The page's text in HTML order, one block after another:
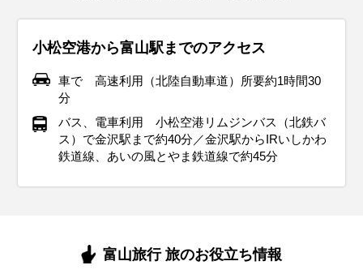
手のジャケットがぴったりで、インナーにはセーターやター
トルネックを合わせて体をしっかり温めましょう。足元には
ブーツを選んで、寒さから守りながら観光中も快適に過ごせ
手袋を携帯しておくと安心です。秋の北陸地方ならではの美
しい庭園や茶屋街を訪れる際には、季節感を意識したスタイ
波市）、つるぎフェスティバル（上市町）、環水公園 スイートイ
ルミネーション（富山市）、ツゥインクルナイト（射水市）、ベ
ートテックやフリース素材を取り入れると、寒い日でも快適
に過ごせます。手袋やマフラー、帽子などの防寒小物も忘れ
ずに準備してください。降雪がある場合には、防水性の高い
ミネーションや伝統的な年末行事を楽しむためには、温かさ
と動きやすさを兼ね備えた服装がポイントです。
イベント・観光
リップ公園KIRAKIRAミッション（砺波市）、ツゥインクルナイ
ト（射水市）、寒ブリ（旬）、ベニズワイガニ（旬）、ゲンゲ
で、厚手のコートやダウンジャケットが必須。足元には防水
性のある滑りにくいソールのブーツがおすすめです。インナ
ーにはヒートテックやフリース素材を取り入れて、しっかり
して、寒さに負けず快適に過ごしましょう。
イベント・観光
雪景色、ウィンタースポーツシーズン、加茂神社 鰤分け神事（射
ックや厚手のセーターでしっかり保温を。北陸地方は風が強
い日も多いので、風を通しにくい素材のコートを選ぶとさら
に快適です。屋外観光では重ね着で体温調整しやすい服装が
して楽しめます。
イベント・観光
雪景色、ウィンタースポーツシーズン、梅の見ごろ、牛岳スノー
おすすめ。インナーには厚手のセーターや長袖シャツを着
て、日中はカーディガンなどで調整できると便利です。ま
た、雨が降る日が多いので、防水性のある靴や折りたたみ傘
は、動きやすい服装で出かけましょう。
イベント・観光
梅の見ごろ、山町筋のひなまつり（高岡市）、ホタルイカ（旬）
長袖シャツを合わせて、朝晩の寒さ対策にカーディガンを持
ち歩くと安心です。観光でたくさん歩くことを考えて、履き
心地の良いスニーカーがおすすめ。雨が降る日もあるので、
イベント・観光
桜の見ごろ、チューリップの見ごろ、高岡桜まつり（高岡市）、
庄川峡桜まつり（砺波市）、となみチューリップフェア（砺波
山祭（小矢部市）、まるまげ祭り（氷見市）、滑川ほたるいか海
上観光（滑川市）、立山黒部アルペンルート全線開通（立山
く、朝晩の涼しさには軽く羽織れるアイテムが便利です。半
袖シャツや薄手のパンツを取り入れた軽やかなコーデで、観
光も快適に楽しめます。晴れた日が多いですが、急な雨に備
歩く場合は、クッション性のあるスニーカーを履いて足元も
快適に。
イベント・観光
岡市）、越中だいもん凧まつり（射水市）、雪の大谷ウォーク
（立山町）、シロエビ（旬）、ホタルイカ（旬）
パンツを基本に、必要に応じて軽めのジャケットを羽織ると
便利です。雨対策として、防水性のあるジャケットやレイン
コートを持参すると安心。靴は防水加工されたスニーカーや
す。さらに、屋外観光の際は荷物が濡れないように防水バッ
グも用意しておくと安心です。
イベント・観光
（砺波市）、津沢夜高あんどん祭（小矢部市）、となみ夜高まつ
り（砺波市）、雪の大谷ウォーク（～6/25まで・立山町）、シロ
として、帽子やサングラス、日焼け止めをしっかり使いまし
ょう。ただし、冷房が効いた屋内や公共交通機関では寒く感
じることがあるので、薄手のカーディガンやストールを持ち
ーカーを選んで、長時間の散策でも快適に過ごせます。夜は
花火大会などのイベントが多いので、軽めの羽織ものを用意
（入善町）、伏木港まつり（高岡市）、富山新港花火大会（射水
市）、生地えびす祭り（黒部市）、福光ねつおくり七夕祭り（南
小松空港から富山駅までのアクセス
車で 高速利用（北陸自動車道）所要約1時間30
分
バス、電車利用 小松空港リムジンバス（北鉄バ
ス）で金沢駅まで約40分／金沢駅からIRいしかわ
鉄道線、あいの風とやま鉄道線で約45分
富山旅行 旅のお役立ち情報